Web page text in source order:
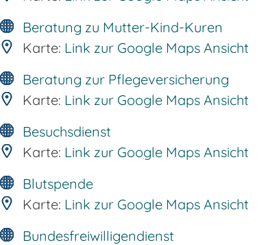
Beratung zu Mutter-Kind-Kuren
Karte: Link zur Google Maps Ansicht
Beratung zur Pflegeversicherung
Karte: Link zur Google Maps Ansicht
Besuchsdienst
Karte: Link zur Google Maps Ansicht
Blutspende
Karte: Link zur Google Maps Ansicht
Bundesfreiwilligendienst